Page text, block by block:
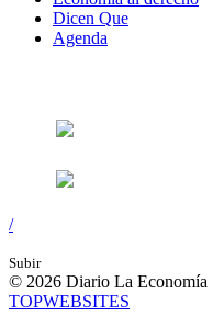
Dicen Que
Agenda
/
Subir
© 2026 Diario La Economía
TOPWEBSITES